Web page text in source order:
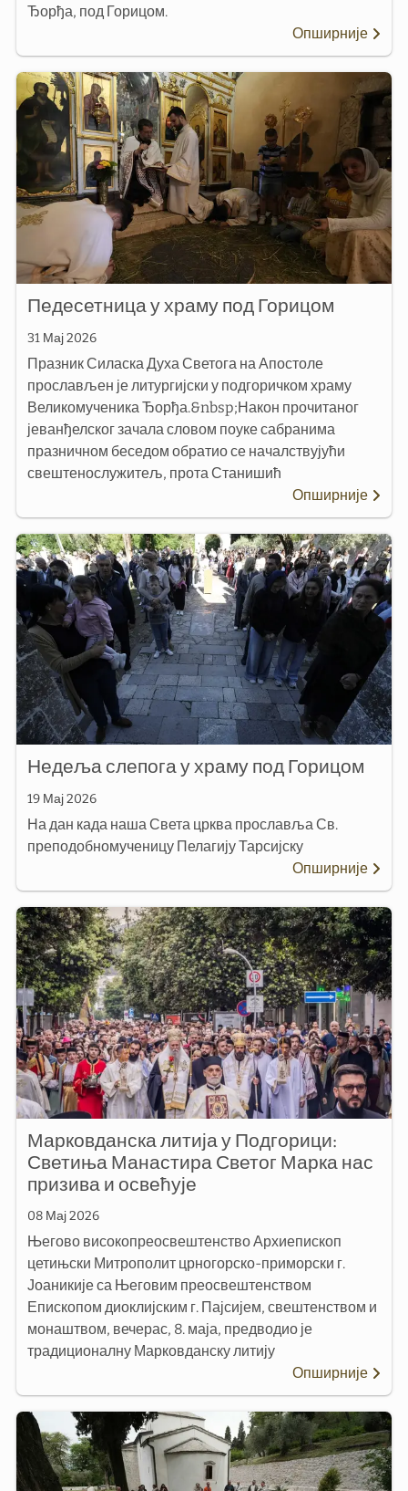
Ђорђа, под Горицом.
Опширније
Педесетница у храму под Горицом
31 Мај 2026
Празник Силаска Духа Светога на Апостоле
прослављен је литургијски у подгоричком храму
Великомученика Ђорђа.&nbsp;Након прочитаног
јеванђелског зачала словом поуке сабранима
празничном беседом обратио се началствујући
свештенослужитељ, прота Станишић
Опширније
Недеља слепога у храму под Горицом
19 Мај 2026
На дан када наша Света црква прославља Св.
преподобномученицу Пелагију Тарсијску
Опширније
Марковданска литија у Подгорици:
Светиња Манастира Светог Марка нас
призива и освећује
08 Мај 2026
Његово високопреосвештенство Архиепископ
цетињски Митрополит црногорско-приморски г.
Јоаникије са Његовим преосвештенством
Епископом диоклијским г. Пајсијем, свештенством и
монаштвом, вечерас, 8. маја, предводио је
традиционалну Марковданску литију
Опширније